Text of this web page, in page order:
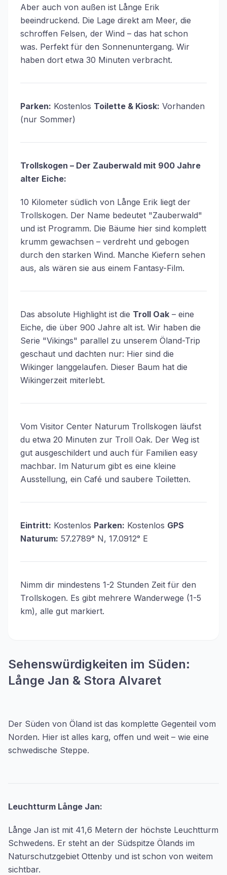
Aber auch von außen ist Långe Erik
beeindruckend. Die Lage direkt am Meer, die
schroffen Felsen, der Wind – das hat schon
was. Perfekt für den Sonnenuntergang. Wir
haben dort etwa 30 Minuten verbracht.
Parken: Kostenlos Toilette & Kiosk: Vorhanden
(nur Sommer)
Trollskogen – Der Zauberwald mit 900 Jahre
alter Eiche:
10 Kilometer südlich von Långe Erik liegt der
Trollskogen. Der Name bedeutet "Zauberwald"
und ist Programm. Die Bäume hier sind komplett
krumm gewachsen – verdreht und gebogen
durch den starken Wind. Manche Kiefern sehen
aus, als wären sie aus einem Fantasy-Film.
Das absolute Highlight ist die Troll Oak – eine
Eiche, die über 900 Jahre alt ist. Wir haben die
Serie "Vikings" parallel zu unserem Öland-Trip
geschaut und dachten nur: Hier sind die
Wikinger langgelaufen. Dieser Baum hat die
Wikingerzeit miterlebt.
Vom Visitor Center Naturum Trollskogen läufst
du etwa 20 Minuten zur Troll Oak. Der Weg ist
gut ausgeschildert und auch für Familien easy
machbar. Im Naturum gibt es eine kleine
Ausstellung, ein Café und saubere Toiletten.
Eintritt: Kostenlos Parken: Kostenlos GPS
Naturum: 57.2789° N, 17.0912° E
Nimm dir mindestens 1-2 Stunden Zeit für den
Trollskogen. Es gibt mehrere Wanderwege (1-5
km), alle gut markiert.
Sehenswürdigkeiten im Süden:
Långe Jan & Stora Alvaret
Der Süden von Öland ist das komplette Gegenteil vom
Norden. Hier ist alles karg, offen und weit – wie eine
schwedische Steppe.
Leuchtturm Långe Jan:
Långe Jan ist mit 41,6 Metern der höchste Leuchtturm
Schwedens. Er steht an der Südspitze Ölands im
Naturschutzgebiet Ottenby und ist schon von weitem
sichtbar.